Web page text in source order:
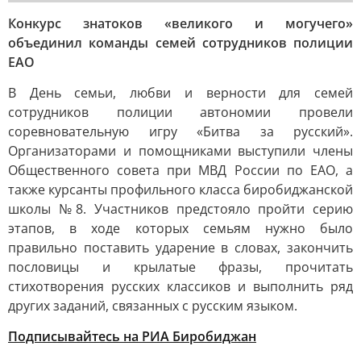
Конкурс знатоков «великого и могучего»
объединил команды семей сотрудников полиции
ЕАО
В День семьи, любви и верности для семей
сотрудников полиции автономии провели
соревновательную игру «Битва за русский».
Организаторами и помощниками выступили члены
Общественного совета при МВД России по ЕАО, а
также курсанты профильного класса биробиджанской
школы №8. Участников предстояло пройти серию
этапов, в ходе которых семьям нужно было
правильно поставить ударение в словах, закончить
пословицы и крылатые фразы, прочитать
стихотворения русских классиков и выполнить ряд
других заданий, связанных с русским языком.
Подписывайтесь на РИА Биробиджан